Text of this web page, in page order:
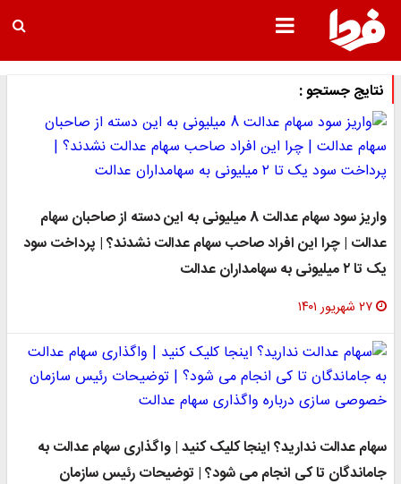
نتایج جستجو :
واریز سود سهام عدالت 8 میلیونی به این دسته از صاحبان سهام
عدالت | چرا این افراد صاحب سهام عدالت نشدند؟ | پرداخت سود
یک تا ۲ میلیونی به سهامداران عدالت
۲۷ شهریور ۱۴۰۱
سهام عدالت ندارید؟ اینجا کلیک کنید | واگذاری سهام عدالت به
جاماندگان تا کی انجام می شود؟ | توضیحات رئیس سازمان